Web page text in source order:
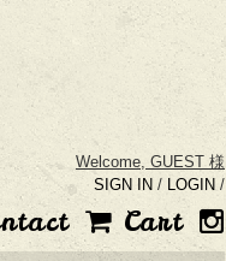
Welcome, GUEST 様
SIGN IN / LOGIN /
Cart